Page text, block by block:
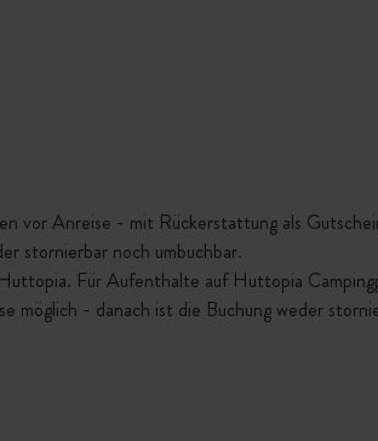
vor Anreise - mit Rückerstattung als
stornierbar noch umbuchbar.
Für Aufenthalte auf Huttopia
möglich - danach ist die Buchung weder